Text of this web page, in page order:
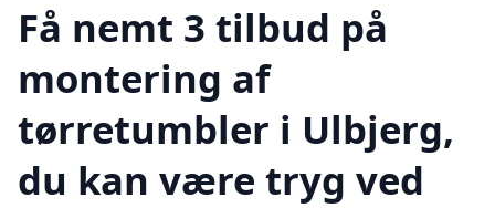
Få nemt 3 tilbud på
montering af
tørretumbler i Ulbjerg,
du kan være tryg ved